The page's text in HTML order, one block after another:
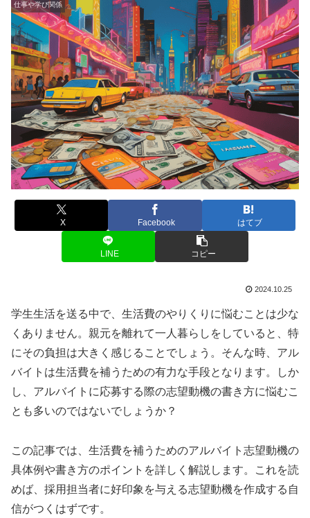
仕事や学び関係
X Facebook はてブ
LINE コピー
2024.10.25
学生生活を送る中で、生活費のやりくりに悩むことは少な
くありません。親元を離れて一人暮らしをしていると、特
にその負担は大きく感じることでしょう。そんな時、アル
バイトは生活費を補うための有力な手段となります。しか
し、アルバイトに応募する際の志望動機の書き方に悩むこ
とも多いのではないでしょうか？
この記事では、生活費を補うためのアルバイト志望動機の
具体例や書き方のポイントを詳しく解説します。これを読
めば、採用担当者に好印象を与える志望動機を作成する自
信がつくはずです。